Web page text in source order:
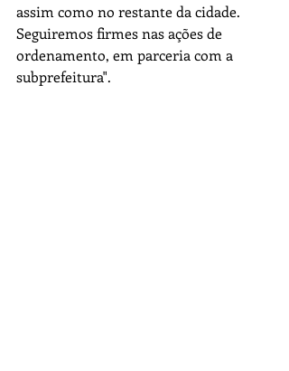
assim como no restante da cidade.
Seguiremos firmes nas ações de
ordenamento, em parceria com a
subprefeitura".